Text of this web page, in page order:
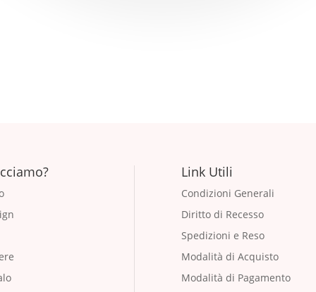
Link Utili
Condizioni Generali
Diritto di Recesso
Spedizioni e Reso
Modalità di Acquisto
Modalità di Pagamento